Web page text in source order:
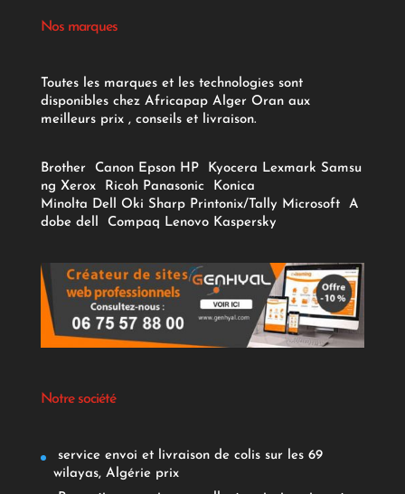
Nos marques
Toutes les marques et les technologies sont
disponibles chez Africapap Alger Oran aux
meilleurs prix , conseils et livraison.
Brother Canon Epson HP Kyocera Lexmark Samsu
ng Xerox Ricoh Panasonic
Konica
Minolta Dell Oki Sharp Printonix/Tally Microsoft
A
dobe dell Compaq Lenovo Kaspersky
Notre société
service envoi et livraison de colis sur les 69
wilayas, Algérie prix